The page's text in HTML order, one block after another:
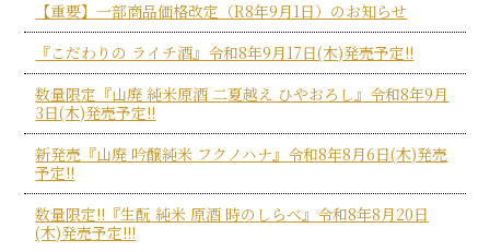
【重要】一部商品価格改定（R8年9月1日）のお知らせ
『こだわりの ライチ酒』令和8年9月17日(木)発売予定!!
数量限定『山廃 純米原酒 二夏越え ひやおろし』令和8年9月
3日(木)発売予定!!
新発売『山廃 吟醸純米 フクノハナ』令和8年8月6日(木)発売
予定!!
数量限定!!『生酛 純米 原酒 時のしらべ』令和8年8月20日
(木)発売予定!!!